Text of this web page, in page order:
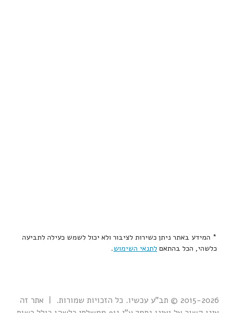
* המידע באתר ניתן כשירות לציבור ולא יכול לשמש כעילה לתביעה
כלשהי, הכל בהתאם לתנאי השימוש.
2015-2026 © תב"ע עכשיו. כל הזכויות שמורות. | אתר זה